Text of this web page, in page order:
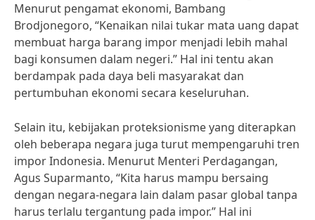
Menurut pengamat ekonomi, Bambang
Brodjonegoro, “Kenaikan nilai tukar mata uang dapat
membuat harga barang impor menjadi lebih mahal
bagi konsumen dalam negeri.” Hal ini tentu akan
berdampak pada daya beli masyarakat dan
pertumbuhan ekonomi secara keseluruhan.
Selain itu, kebijakan proteksionisme yang diterapkan
oleh beberapa negara juga turut mempengaruhi tren
impor Indonesia. Menurut Menteri Perdagangan,
Agus Suparmanto, “Kita harus mampu bersaing
dengan negara-negara lain dalam pasar global tanpa
harus terlalu tergantung pada impor.” Hal ini